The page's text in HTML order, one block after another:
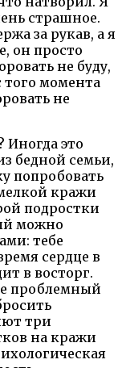
страшное.
за рукав, а я
он просто
не буду,
того момента
не
Иногда это
бедной семьи,
попробовать
кражи
подростки
можно
тебе
сердце в
в восторг.
проблемный
три
на кражи